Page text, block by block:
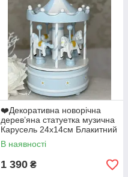
❤️Декоративна новорічна
дерев’яна статуетка музична
Карусель 24х14см Блакитний
В наявності
1 390 ₴